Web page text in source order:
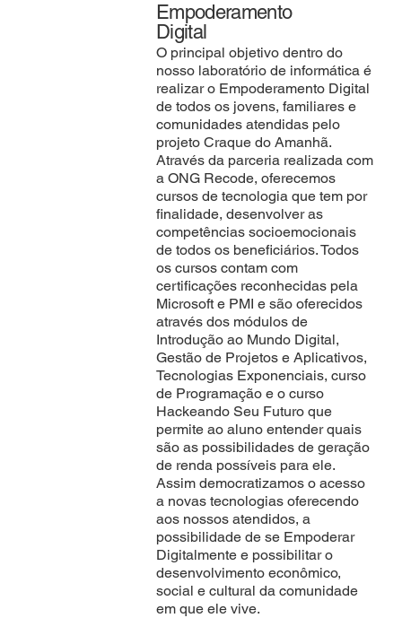
Empoderamento
Digital
O principal objetivo dentro do
nosso laboratório de informática é
realizar o Empoderamento Digital
de todos os jovens, familiares e
comunidades atendidas pelo
projeto Craque do Amanhã.
Através da parceria realizada com
a ONG Recode, oferecemos
cursos de tecnologia que tem por
finalidade, desenvolver as
competências socioemocionais
de todos os beneficiários. Todos
os cursos contam com
certificações reconhecidas pela
Microsoft e PMI e são oferecidos
através dos módulos de
Introdução ao Mundo Digital,
Gestão de Projetos e Aplicativos,
Tecnologias Exponenciais, curso
de Programação e o curso
Hackeando Seu Futuro que
permite ao aluno entender quais
são as possibilidades de geração
de renda possíveis para ele.
Assim democratizamos o acesso
a novas tecnologias oferecendo
aos nossos atendidos, a
possibilidade de se Empoderar
Digitalmente e possibilitar o
desenvolvimento econômico,
social e cultural da comunidade
em que ele vive.